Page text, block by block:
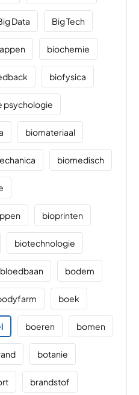
Data Big Tech
biochemie
biofysica
psychologie
biomateriaal
biomedisch
bioprinten
biotechnologie
bloedbaan bodem
boek
boeren bomen
botanie
brandstof